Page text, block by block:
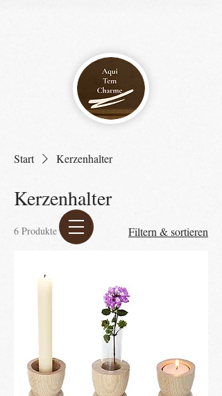
Start Kerzenhalter
Kerzenhalter
6 Produkte Filtern & sortieren